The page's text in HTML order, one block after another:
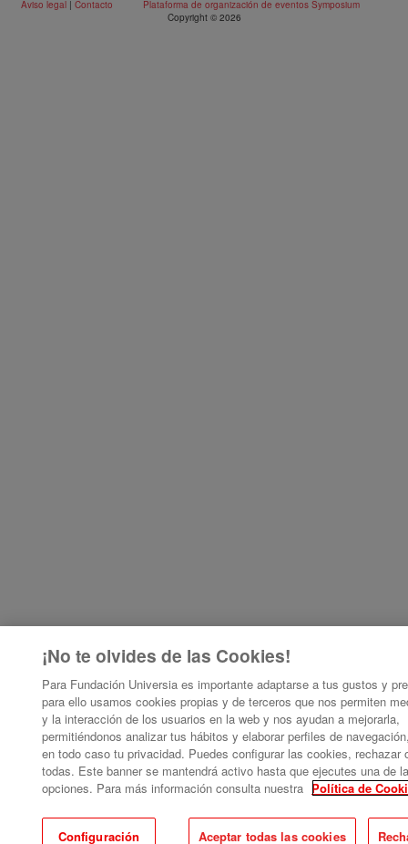
Aviso legal | Contacto
Plataforma de organización de eventos Symposium
Copyright © 2026
¡No te olvides de las Cookies!
Para Fundación Universia es importante adaptarse a tus gustos y
para ello usamos cookies propias y de terceros que nos permiten
y la interacción de los usuarios en la web y nos ayudan a mejorarla,
permitiéndonos analizar tus hábitos y elaborar perfiles de
en todo caso tu privacidad. Puedes configurar las cookies, rechazar
todas. Este banner se mantendrá activo hasta que ejecutes una de
opciones. Para más información consulta nuestra Política de
Configuración Aceptar todas las cookies